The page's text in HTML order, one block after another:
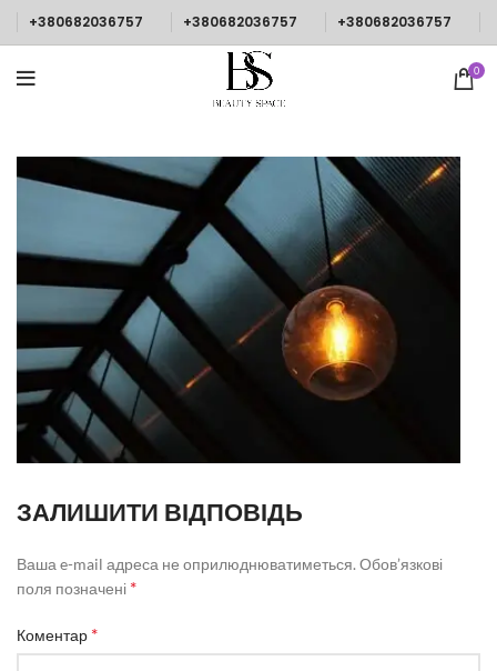
+380682036757 +380682036757 +380682036757
0
ЗАЛИШИТИ ВІДПОВІДЬ
Ваша e-mail адреса не оприлюднюватиметься. Обов’язкові
поля позначені *
Коментар *